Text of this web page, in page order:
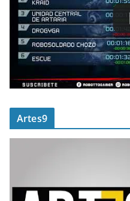
Artes9